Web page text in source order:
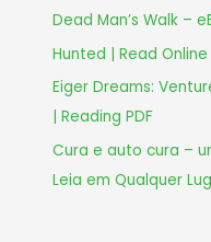
Dead Man’s Walk –
Hunted | Read Online
Eiger Dreams:
| Reading PDF
Cura e auto cura –
Leia em Qualquer